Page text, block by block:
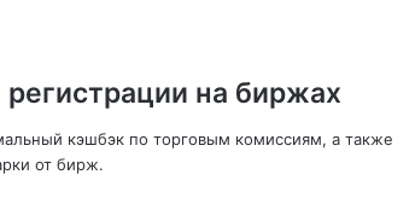
на биржах
кэшбэк по торговым комиссиям, а также
от бирж.